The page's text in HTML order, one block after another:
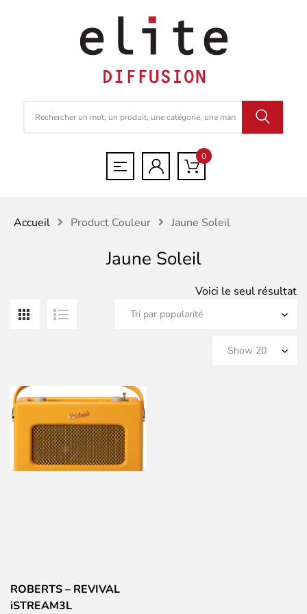
0
Accueil Product Couleur Jaune Soleil
Jaune Soleil
Voici le seul résultat
ROBERTS – REVIVAL
iSTREAM3L